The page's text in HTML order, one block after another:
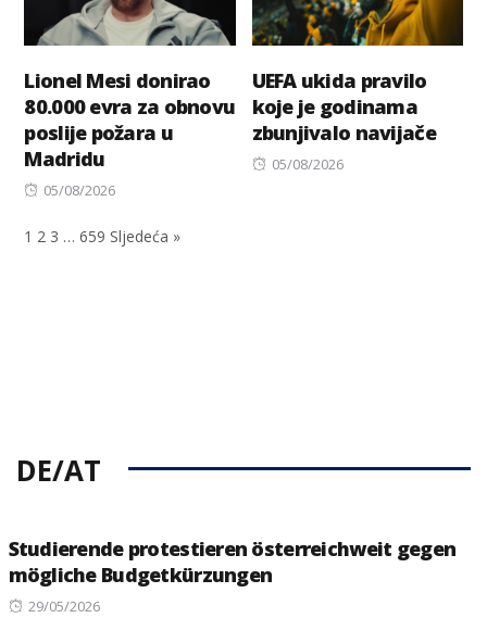
Lionel Mesi donirao
80.000 evra za obnovu
poslije požara u
Madridu
Posted
05/08/2026
UEFA ukida pravilo
koje je godinama
zbunjivalo navijače
Posted
05/08/2026
1 2 3 … 659 Sljedeća »
DE/AT
Studierende protestieren österreichweit gegen
mögliche Budgetkürzungen
Posted
29/05/2026